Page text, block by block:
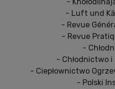
- Luft und
- Revue
- Revue
-
- Chłodnictwo
- Ciepłownictwo
- Polski